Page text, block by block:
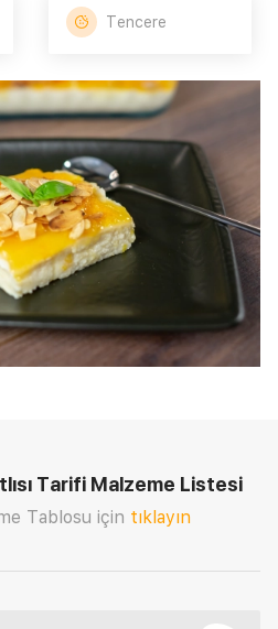
Tencere
Tarifi Malzeme Listesi
Tablosu için tıklayın